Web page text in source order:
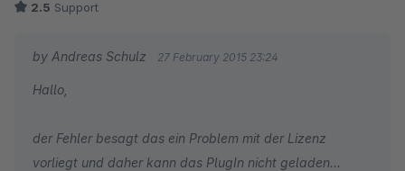
komplett neu installiert. Fehler bleibt. =(
2.5 Support
by Andreas Schulz 27 February 2015 23:24
Hallo,
der Fehler besagt das ein Problem mit der Lizenz
vorliegt und daher kann das PlugIn nicht geladen